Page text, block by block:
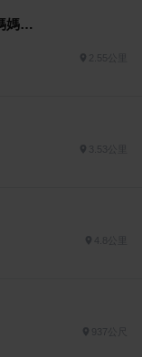
MAS India Restaurant 印度媽媽料理
2.55公里
3.53公里
4.8公里